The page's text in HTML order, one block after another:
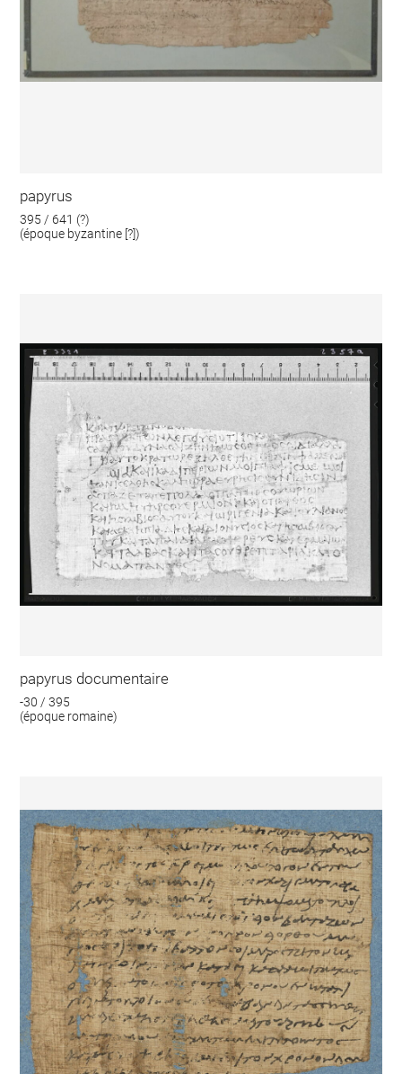
papyrus
395 / 641 (?)
(époque byzantine [?])
papyrus documentaire
-30 / 395
(époque romaine)